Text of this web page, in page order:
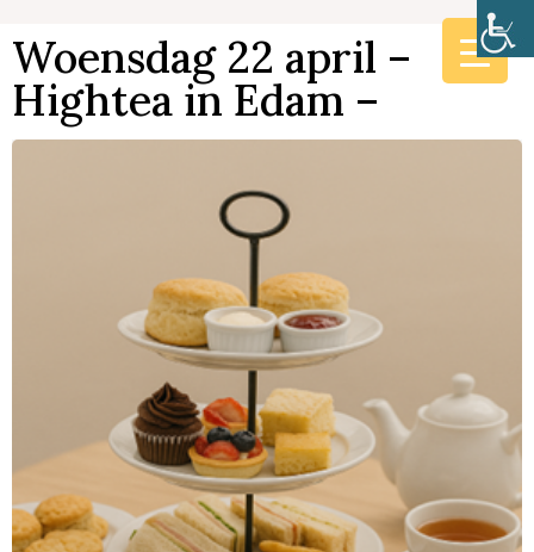
Woensdag 22 april –
Hightea in Edam –